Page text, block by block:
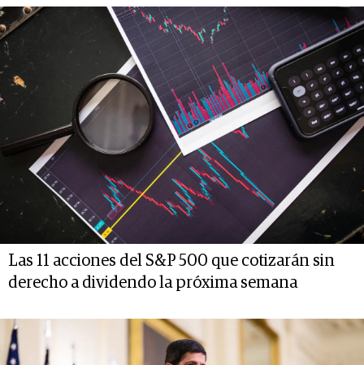
Las 11 acciones del S&P 500 que cotizarán sin
derecho a dividendo la próxima semana